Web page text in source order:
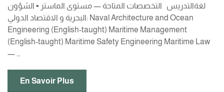
لغةالتدريس التخصصات المتاحة — مستوى الماستر ▪ الشؤون
البحرية و الاقتصاد الدولي: Naval Architecture and Ocean
Engineering (English-taught) Maritime Management
(English-taught) Maritime Safety Engineering Maritime Law
— …
En Savoir Plus